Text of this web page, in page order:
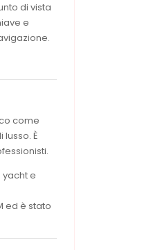
di vista
e
come
È
e
ed è stato